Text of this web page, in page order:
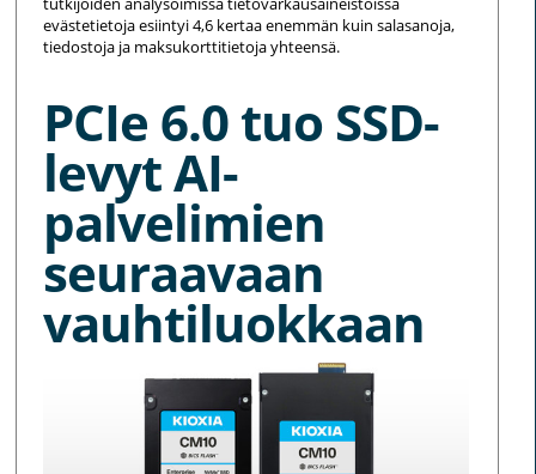
evästetietoja esiintyi 4,6 kertaa enemmän kuin salasanoja,
tiedostoja ja maksukorttitietoja yhteensä.
PCIe 6.0 tuo SSD-
levyt AI-
palvelimien
seuraavaan
vauhtiluokkaan